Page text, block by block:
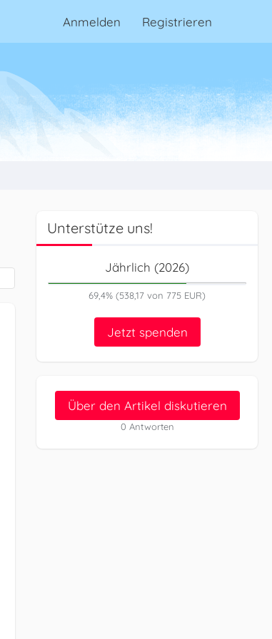
Anmelden Registrieren
Unterstütze uns!
Jährlich (2026)
69,4% (538,17 von 775 EUR)
Jetzt spenden
Über den Artikel diskutieren
0 Antworten